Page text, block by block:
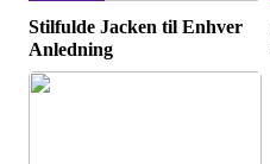
Stilfulde Jacken til Enhver
Anledning